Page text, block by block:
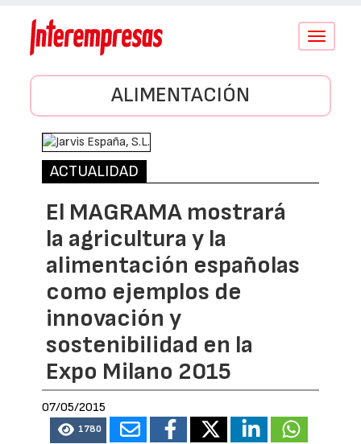
Conmutar
ALIMENTACIÓN
ACTUALIDAD
El MAGRAMA mostrará
la agricultura y la
alimentación españolas
como ejemplos de
innovación y
sostenibilidad en la
Expo Milano 2015
07/05/2015
1780